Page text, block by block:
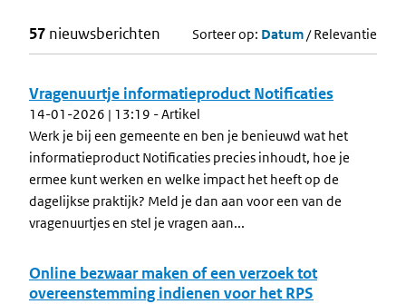
57 nieuwsberichten Sorteer op: Datum / Relevantie
Vragenuurtje informatieproduct Notificaties
14-01-2026 | 13:19 - Artikel
Werk je bij een gemeente en ben je benieuwd wat het
informatieproduct Notificaties precies inhoudt, hoe je
ermee kunt werken en welke impact het heeft op de
dagelijkse praktijk? Meld je dan aan voor een van de
vragenuurtjes en stel je vragen aan...
Online bezwaar maken of een verzoek tot
overeenstemming indienen voor het RPS